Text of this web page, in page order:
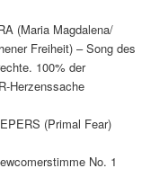
(Maria Magdalena/
Freiheit) – Song des
100% der
Herzenssache
(Primal Fear)
No. 1